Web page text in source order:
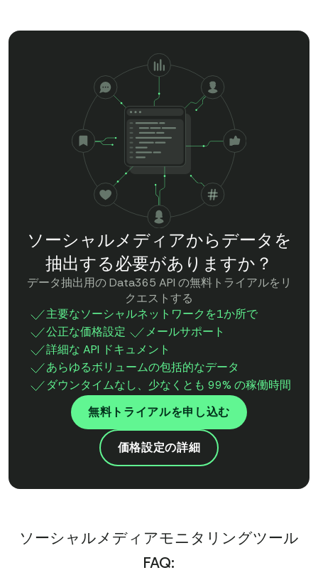
ソーシャルメディアからデータを
抽出する必要がありますか？
データ抽出用の Data365 API の無料トライアルをリ
クエストする
主要なソーシャルネットワークを1か所で
公正な価格設定
メールサポート
詳細な API ドキュメント
あらゆるボリュームの包括的なデータ
ダウンタイムなし、少なくとも 99% の稼働時間
無料トライアルを申し込む
価格設定の詳細
ソーシャルメディアモニタリングツール
FAQ: